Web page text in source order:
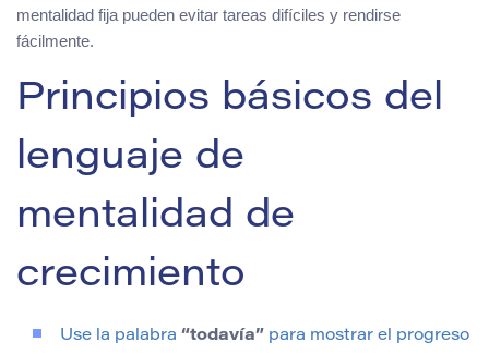
mentalidad fija pueden evitar tareas difíciles y rendirse
fácilmente.
Principios básicos del
lenguaje de
mentalidad de
crecimiento
Use la palabra “todavía” para mostrar el progreso